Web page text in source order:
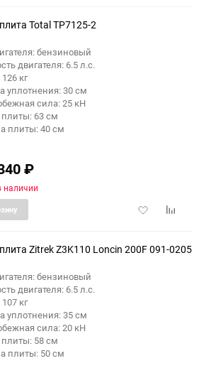
Total TP7125-2
бензиновый
двигателя: 6.5 л.с.
кг
уплотнения: 30 см
сила: 25 кН
63 см
плиты: 40 см
₽
наличии
Добавить
Zitrek Z3K110 Loncin 200F 091-0205
бензиновый
двигателя: 6.5 л.с.
кг
уплотнения: 35 см
сила: 20 кН
58 см
плиты: 50 см